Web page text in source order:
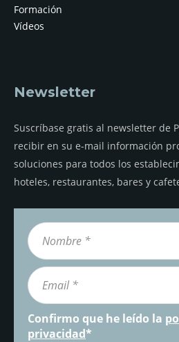
Formación
Vídeos
Newsletter
Suscríbase gratis al newsletter de
recibir en su e-mail información
soluciones para todos los
hoteles, restaurantes, bares y
Confirmo que he leído la
privacidad*